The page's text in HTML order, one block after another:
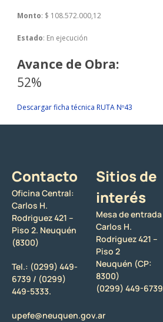
Monto: $ 108.572.000,12
Estado: En ejecución
Avance de Obra:
52%
Descargar ficha técnica RUTA Nº43
Contacto
Oficina Central:
Carlos H.
Rodriguez 421 –
Piso 2. Neuquén
(8300)
Tel.: (0299) 449-
6739 / (0299)
449-5333.
upefe@neuquen.gov.ar
Sitios de
interés
Mesa de entrada
Carlos H.
Rodriguez 421 –
Piso 2
Neuquén (CP:
8300)
(0299) 449-6739